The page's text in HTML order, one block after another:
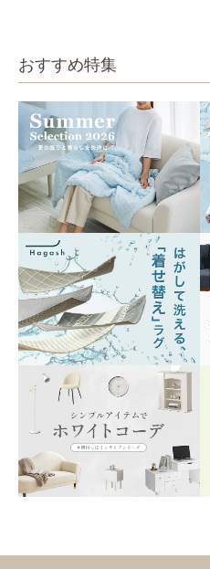
おすすめ特集